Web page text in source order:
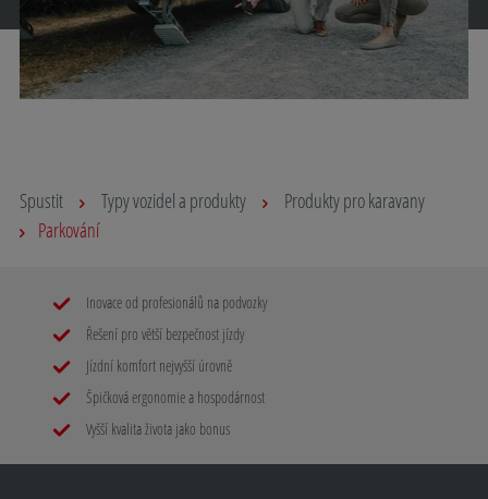
Spustit Typy vozidel a produkty
Produkty pro karavany
Parkování
Inovace od profesionálů na podvozky
Řešení pro větší bezpečnost jízdy
Jízdní komfort nejvyšší úrovně
Špičková ergonomie a hospodárnost
Vyšší kvalita života jako bonus